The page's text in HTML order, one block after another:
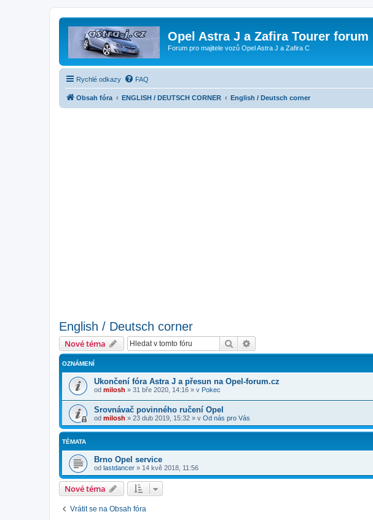
Opel Astra J a Zafira Tourer forum
Forum pro majitele vozů Opel Astra J a Zafira C
Rychlé odkazy FAQ
Obsah fóra ENGLISH / DEUTSCH CORNER English / Deutsch corner
English / Deutsch corner
Nové téma Hledat
OZNÁMENÍ
Ukončení fóra Astra J a přesun na Opel-forum.cz
od milosh » 31 bře 2020, 14:16 » v Pokec
Srovnávač povinného ručení Opel
od milosh » 23 dub 2019, 15:32 » v Od nás pro Vás
TÉMATA
Brno Opel service
od lastdancer » 14 kvě 2018, 11:56
Nové téma
Vrátit se na Obsah fóra